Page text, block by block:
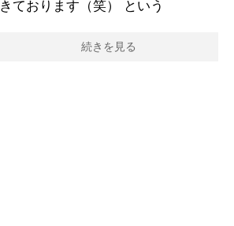
きております（笑） という
続きを見る